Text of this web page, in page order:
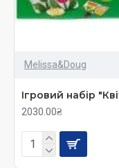
Melissa&Doug
Ігровий набір
2030.00₴